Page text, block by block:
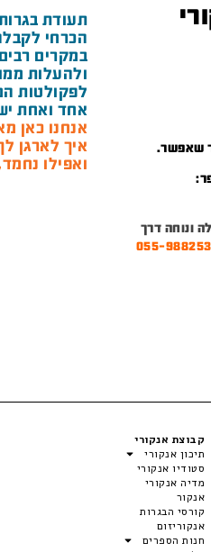
שאפשר.
ונוחה דרך
055-
תעודת
הכרחי
במקרים
ולהעלות
לפקולטות
אחד ואחת
אנחנו כאן מאז 1948 ואנחנו
איך לארגן
ואפילו
קבוצת אנקורי
תיכון אנקורי
סטודיו אנקורי
מדיה אנקורי
אנקור
קורסי הבגרות
אנקוריזום
חנות הספרים